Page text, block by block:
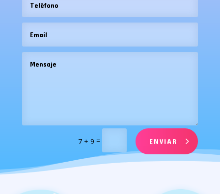
7 + 9 = ENVIAR